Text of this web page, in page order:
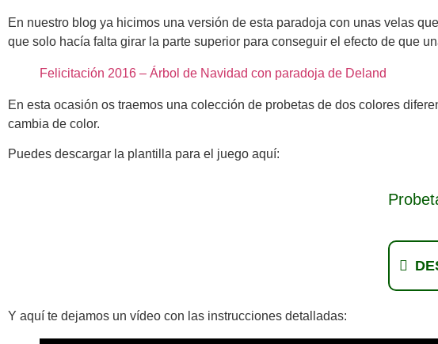
En nuestro blog ya hicimos una versión de esta paradoja con unas velas
que solo hacía falta girar la parte superior para conseguir el efecto de que
Felicitación 2016 – Árbol de Navidad con paradoja de Deland
En esta ocasión os traemos una colección de probetas de dos colores
cambia de color.
Puedes descargar la plantilla para el juego aquí:
Y aquí te dejamos un vídeo con las instrucciones detalladas: